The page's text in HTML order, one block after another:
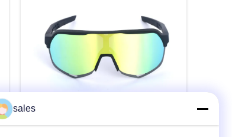
soleil de sport pour l'équitation de
sales